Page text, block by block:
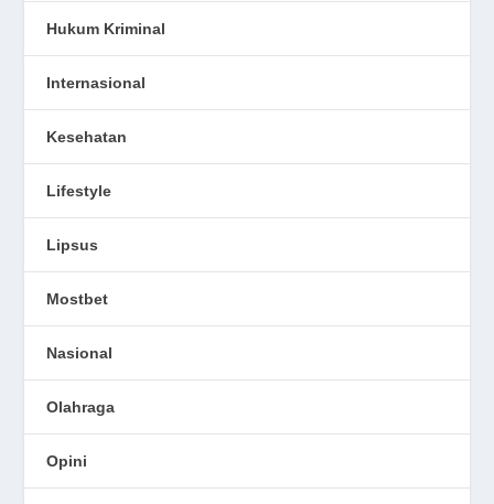
Hukum Kriminal
Internasional
Kesehatan
Lifestyle
Lipsus
Mostbet
Nasional
Olahraga
Opini